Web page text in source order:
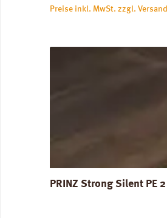
Preise inkl. MwSt. zzgl.
PRINZ Strong Silent PE